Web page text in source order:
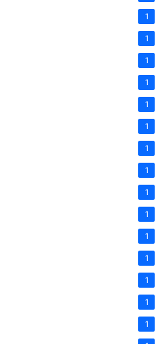
1
1
1
1
1
1
1
1
1
1
1
1
1
1
1